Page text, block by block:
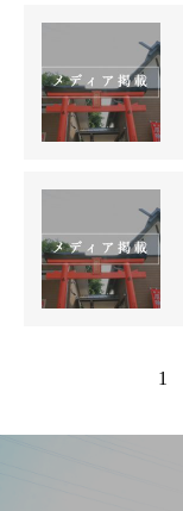
1